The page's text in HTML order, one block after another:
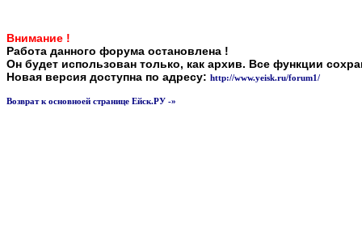
Внимание !
Работа данного форума остановлена !
Он будет использован только, как архив. Все функции
Новая версия доступна по адресу: http://www.yeisk.ru/forum1/
Возврат к основноей странице Ейск.РУ -»